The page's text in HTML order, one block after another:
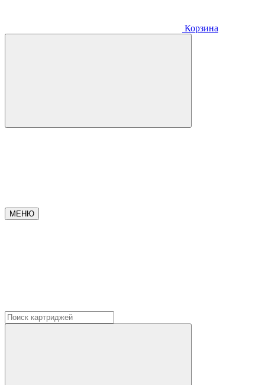
Корзина
МЕНЮ